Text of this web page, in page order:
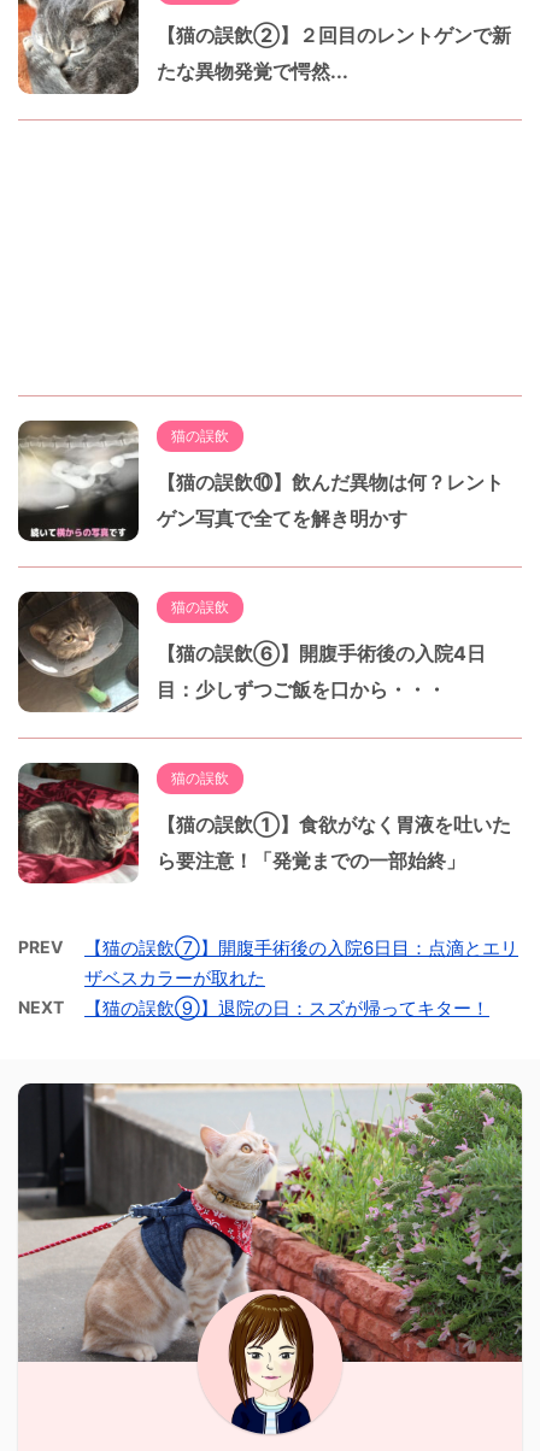
【猫の誤飲②】２回目のレントゲンで新
たな異物発覚で愕然...
猫の誤飲
【猫の誤飲⑩】飲んだ異物は何？レント
ゲン写真で全てを解き明かす
猫の誤飲
【猫の誤飲⑥】開腹手術後の入院4日
目：少しずつご飯を口から・・・
猫の誤飲
【猫の誤飲①】食欲がなく胃液を吐いた
ら要注意！「発覚までの一部始終」
PREV
【猫の誤飲⑦】開腹手術後の入院6日目：点滴とエリ
ザベスカラーが取れた
NEXT 【猫の誤飲⑨】退院の日：スズが帰ってキター！